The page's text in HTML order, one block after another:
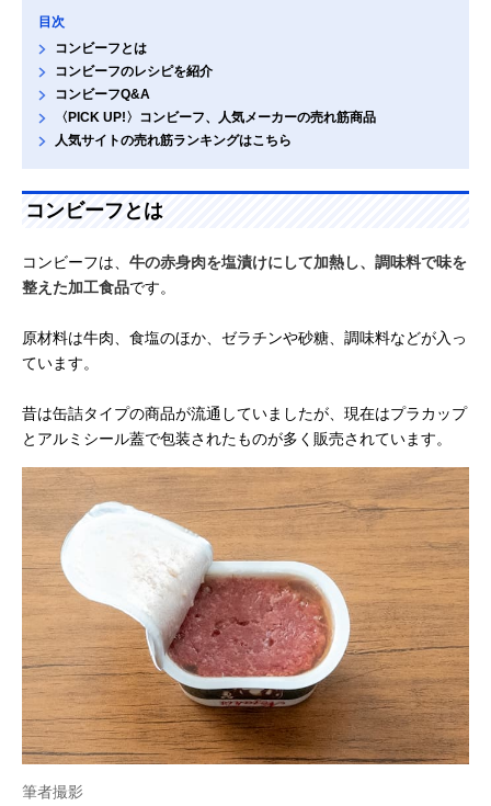
目次
コンビーフとは
コンビーフのレシピを紹介
コンビーフQ&A
〈PICK UP!〉コンビーフ、人気メーカーの売れ筋商品
人気サイトの売れ筋ランキングはこちら
コンビーフとは
コンビーフは、 牛の赤身肉を塩漬けにして加熱し、調味料で味を
整えた加工食品です。
原材料は牛肉、食塩のほか、ゼラチンや砂糖、調味料などが入っ
ています。
昔は缶詰タイプの商品が流通していましたが、現在はプラカップ
とアルミシール蓋で包装されたものが多く販売されています。
筆者撮影